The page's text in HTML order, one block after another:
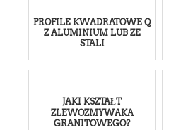
PROFILE KWADRATOWE Q
Z ALUMINIUM LUB ZE
STALI
JAKI KSZTAŁT
ZLEWOZMYWAKA
GRANITOWEGO?